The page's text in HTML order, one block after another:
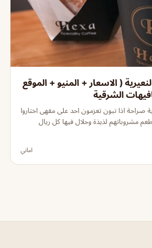
( الاسعار + المنيو + الموقع
الشرقية
صراحة اذا تبون تعزمون احد على مقهى اختاروا
مشروباتهم لذيذة وحلال فيها كل ريال
اماني